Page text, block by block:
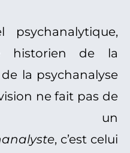
historien de la
la psychanalyse
ne fait pas de
un
, c’est celui